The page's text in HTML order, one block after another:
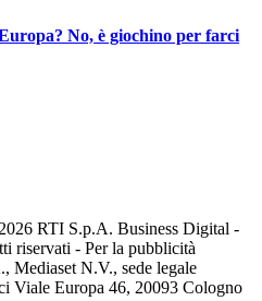
No, è giochino per farci
RTI S.p.A. Business Digital -
riservati - Per la pubblicità
Mediaset N.V., sede legale
Viale Europa 46, 20093 Cologno